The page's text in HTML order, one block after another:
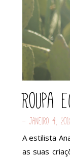
Roupa
- Janeiro 4,
A estilista
as suas